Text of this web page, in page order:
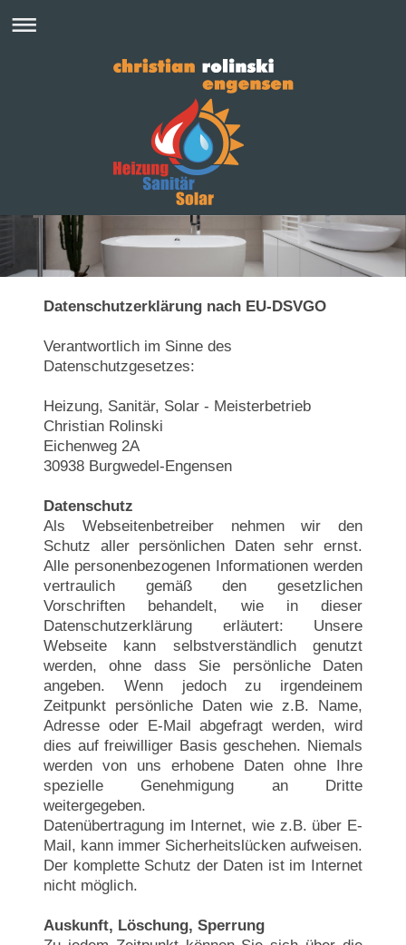
Datenschutzerklärung nach EU-DSVGO
Verantwortlich im Sinne des
Datenschutzgesetzes:
Heizung, Sanitär, Solar - Meisterbetrieb
Christian Rolinski
Eichenweg 2A
30938 Burgwedel-Engensen
Datenschutz
Als Webseitenbetreiber nehmen wir den
Schutz aller persönlichen Daten sehr ernst.
Alle personenbezogenen Informationen werden
vertraulich gemäß den gesetzlichen
Vorschriften behandelt, wie in dieser
Datenschutzerklärung erläutert: Unsere
Webseite kann selbstverständlich genutzt
werden, ohne dass Sie persönliche Daten
angeben. Wenn jedoch zu irgendeinem
Zeitpunkt persönliche Daten wie z.B. Name,
Adresse oder E-Mail abgefragt werden, wird
dies auf freiwilliger Basis geschehen. Niemals
werden von uns erhobene Daten ohne Ihre
spezielle Genehmigung an Dritte
weitergegeben.
Datenübertragung im Internet, wie z.B. über E-
Mail, kann immer Sicherheitslücken aufweisen.
Der komplette Schutz der Daten ist im Internet
nicht möglich.
Auskunft, Löschung, Sperrung